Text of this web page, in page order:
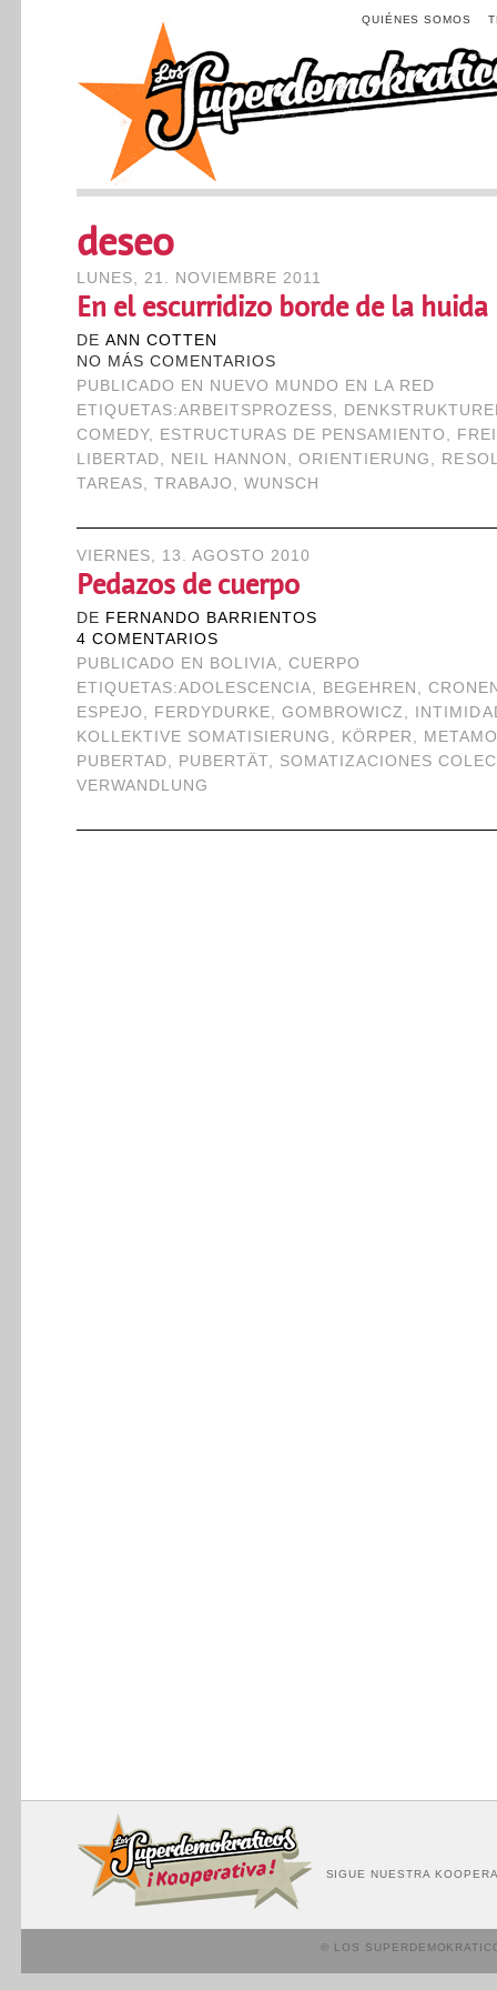
QUIÉNES SOMOS
deseo
LUNES, 21. NOVIEMBRE 2011
En el escurridizo borde de la huida
DE ANN COTTEN
NO MÁS COMENTARIOS
PUBLICADO EN
NUEVO MUNDO EN LA RED
ETIQUETAS:ARBEITSPROZESS,
COMEDY, ESTRUCTURAS DE PENSAMIENTO ,
LIBERTAD, NEIL HANNON ,ORIENTIERUNG ,
TAREAS, TRABAJO , WUNSCH
VIERNES, 13. AGOSTO 2010
Pedazos de cuerpo
DE FERNANDO BARRIENTOS
4 COMENTARIOS
PUBLICADO EN
BOLIVIA,CUERPO
ETIQUETAS:ADOLESCENCIA, BEGEHREN ,
ESPEJO , FERDYDURKE,GOMBROWICZ ,
KOLLEKTIVE SOMATISIERUNG , KÖRPER ,
PUBERTAD, PUBERTÄT, SOMATIZACIONES
VERWANDLUNG
SIGUE NUESTRA
© LOS